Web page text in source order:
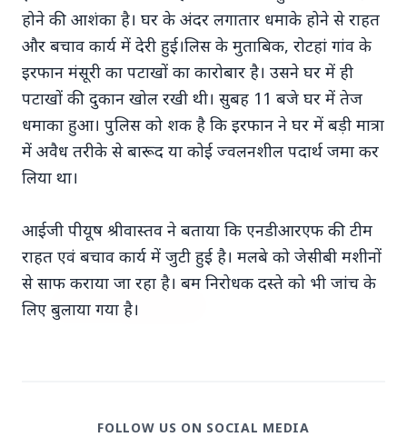
7 Jun 2026
अंशुल कुंचा कौन थे? अमेरिका में
'फर्जी' पिज्जा ऑर्डर डिलीवर करते हुए
भारतीय युवक की गोली मारकर हत्या,
परिवार का आरोप - "ट्रैप था"
अमेरिका में 'फर्जी' पिज्जा ऑर्डर डिलीवर करते हुए
आरोप - "ट्रैप था" एक चौंकान...
Read Full Story
होने की आशंका है। घर के अंदर लगातार धमाके होने से राहत
और बचाव कार्य में देरी हुई।लिस के मुताबिक, रोटहां गांव के
इरफान मंसूरी का पटाखों का कारोबार है। उसने घर में ही
पटाखों की दुकान खोल रखी थी। सुबह 11 बजे घर में तेज
धमाका हुआ। पुलिस को शक है कि इरफान ने घर में बड़ी मात्रा
में अवैध तरीके से बारूद या कोई ज्वलनशील पदार्थ जमा कर
लिया था।
आईजी पीयूष श्रीवास्तव ने बताया कि एनडीआरएफ की टीम
राहत एवं बचाव कार्य में जुटी हुई है। मलबे को जेसीबी मशीनों
से साफ कराया जा रहा है। बम निरोधक दस्ते को भी जांच के
लिए बुलाया गया है।
FOLLOW US ON SOCIAL MEDIA